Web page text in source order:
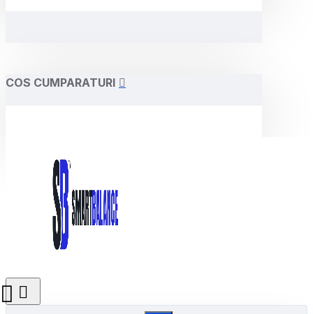
COS CUMPARATURI